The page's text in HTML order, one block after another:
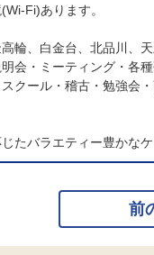
Fi)あります。
輪、白金台、北品川、
会・ミーティング・各
クール・稽古・勉強会
たバラエティー豊かな
前